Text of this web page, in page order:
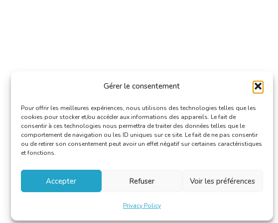
Gérer le consentement
Pour offrir les meilleures expériences, nous utilisons des technologies telles que les
cookies pour stocker et/ou accéder aux informations des appareils. Le fait de
consentir à ces technologies nous permettra de traiter des données telles que le
comportement de navigation ou les ID uniques sur ce site. Le fait de ne pas consentir
ou de retirer son consentement peut avoir un effet négatif sur certaines caractéristiques
et fonctions.
Accepter Refuser Voir les préférences
Privacy Policy